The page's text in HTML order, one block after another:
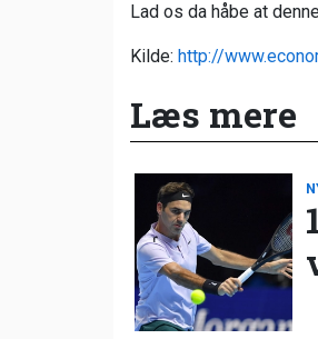
Lad os da håbe at
Kilde: http://
Læs mere